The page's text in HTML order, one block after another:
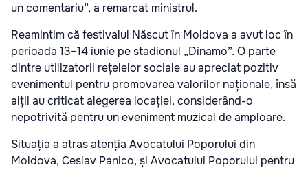
un comentariu”, a remarcat ministrul.
Reamintim că festivalul Născut în Moldova a avut loc în
perioada 13–14 iunie pe stadionul „Dinamo”. O parte
dintre utilizatorii rețelelor sociale au apreciat pozitiv
evenimentul pentru promovarea valorilor naționale, însă
alții au criticat alegerea locației, considerând-o
nepotrivită pentru un eveniment muzical de amploare.
Situația a atras atenția Avocatului Poporului din
Moldova, Ceslav Panico, și Avocatului Poporului pentru